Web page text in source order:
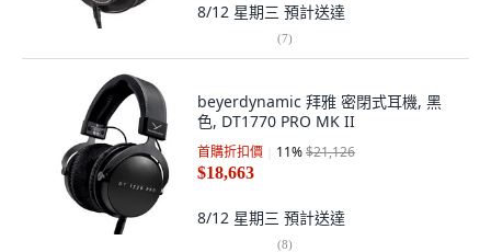
8/12 星期三 預計送達
(7)
beyerdynamic 拜雅 密閉式耳機, 黑
色, DT1770 PRO MK II
首購折扣價 11%$21,126
$18,663
8/12 星期三 預計送達
(8)